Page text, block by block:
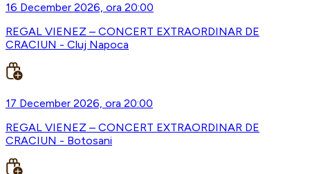
16 December 2026, ora 20:00
REGAL VIENEZ – CONCERT EXTRAORDINAR DE
CRACIUN - Cluj Napoca
17 December 2026, ora 20:00
REGAL VIENEZ – CONCERT EXTRAORDINAR DE
CRACIUN - Botosani